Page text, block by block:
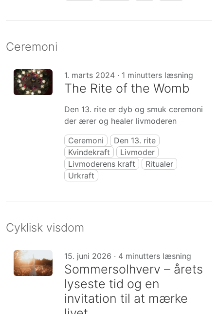
Ceremoni
1. marts 2024 · 1 minutters læsning
The Rite of the Womb
Den 13. rite er dyb og smuk ceremoni
der ærer og healer livmoderen
Ceremoni
Den 13. rite
Kvindekraft
Livmoder
Livmoderens kraft
Ritualer
Urkraft
Cyklisk visdom
15. juni 2026 · 4 minutters læsning
Sommersolhverv – årets
lyseste tid og en
invitation til at mærke